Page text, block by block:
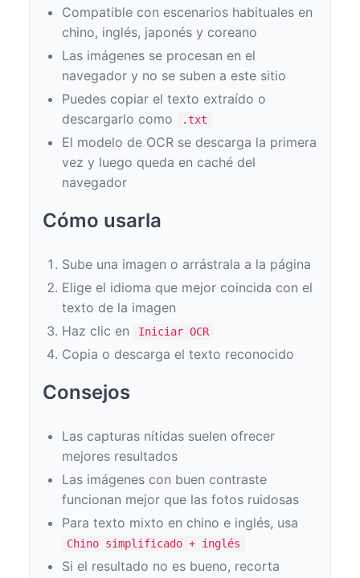
Compatible con escenarios habituales en
chino, inglés, japonés y coreano
Las imágenes se procesan en el
navegador y no se suben a este sitio
Puedes copiar el texto extraído o
descargarlo como
.txt
El modelo de OCR se descarga la primera
vez y luego queda en caché del
navegador
Cómo usarla
Sube una imagen o arrástrala a la página
Elige el idioma que mejor coincida con el
texto de la imagen
Haz clic en
Iniciar OCR
Copia o descarga el texto reconocido
Consejos
Las capturas nítidas suelen ofrecer
mejores resultados
Las imágenes con buen contraste
funcionan mejor que las fotos ruidosas
Para texto mixto en chino e inglés, usa
Chino simplificado + inglés
Si el resultado no es bueno, recorta